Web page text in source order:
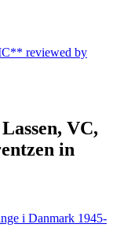
VC,
in